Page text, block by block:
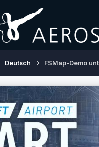
Deutsch FSMap-Demo